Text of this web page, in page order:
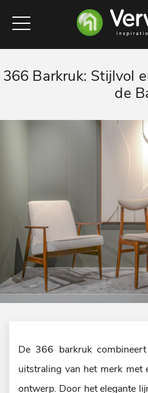
366 Barkruk: Stijlvol
de
De 366 barkruk
uitstraling van het merk met
ontwerp. Door het elegante